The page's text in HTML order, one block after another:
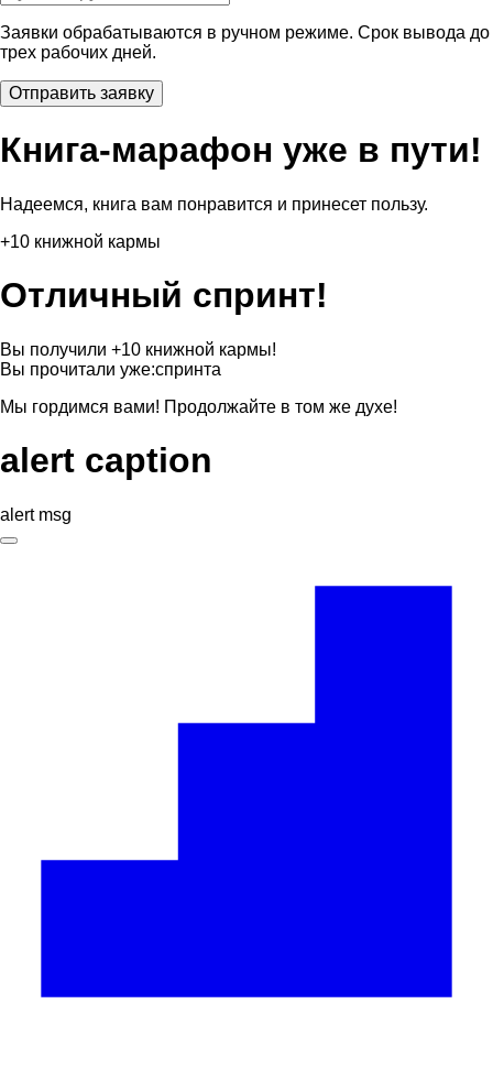
Заявки обрабатываются в ручном режиме. Срок вывода до
трех рабочих дней.
Книга-марафон уже в пути!
Надеемся, книга вам понравится и принесет пользу.
+10 книжной кармы
Отличный спринт!
Вы получили +10 книжной кармы!
Вы прочитали уже:спринта
Мы гордимся вами! Продолжайте в том же духе!
alert caption
alert msg